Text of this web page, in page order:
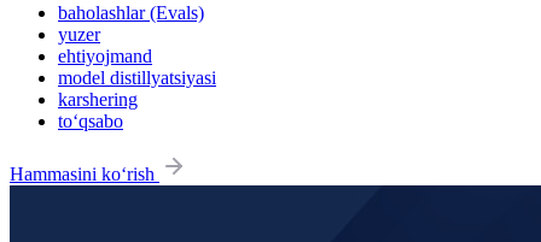
baholashlar (Evals)
yuzer
ehtiyojmand
model distillyatsiyasi
karshering
to‘qsabo
Hammasini ko‘rish